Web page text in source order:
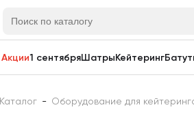
Акции1 сентябряШатры Кейтеринг
Каталог - Оборудование для